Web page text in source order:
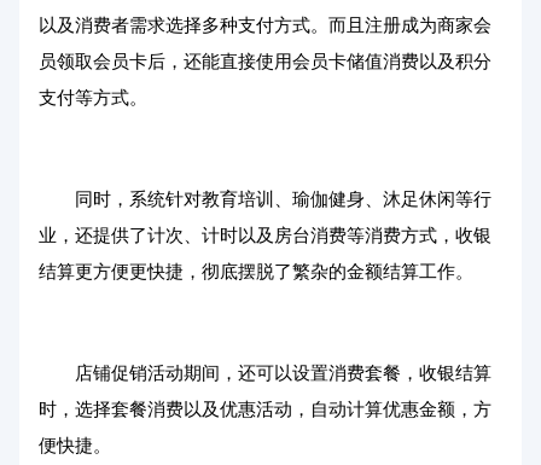
以及消费者需求选择多种支付方式。而且注册成为商家会
员领取会员卡后，还能直接使用会员卡储值消费以及积分
支付等方式。
同时，系统针对教育培训、瑜伽健身、沐足休闲等行
业，还提供了计次、计时以及房台消费等消费方式，收银
结算更方便更快捷，彻底摆脱了繁杂的金额结算工作。
店铺促销活动期间，还可以设置消费套餐，收银结算
时，选择套餐消费以及优惠活动，自动计算优惠金额，方
便快捷。